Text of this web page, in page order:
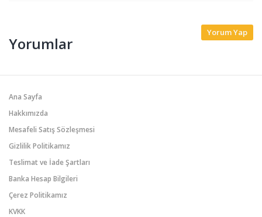
Yorumlar
Yorum Yap
Ana Sayfa
Hakkımızda
Mesafeli Satış Sözleşmesi
Gizlilik Politikamız
Teslimat ve İade Şartları
Banka Hesap Bilgileri
Çerez Politikamız
KVKK